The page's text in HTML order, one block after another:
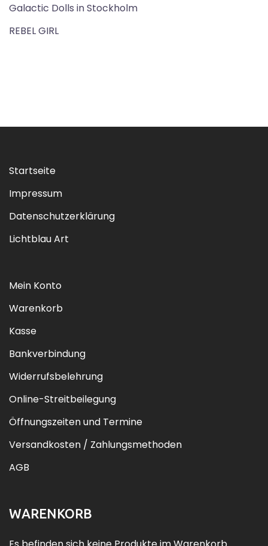
Galactic Dolls in Stockholm
REBEL GIRL
Startseite
Impressum
Datenschutzerklärung
Lichtblau Art
Mein Konto
Warenkorb
Kasse
Bankverbindung
Widerrufsbelehrung
Online-Streitbeilegung
Öffnungszeiten und Termine
Versandkosten / Zahlungsmethoden
AGB
WARENKORB